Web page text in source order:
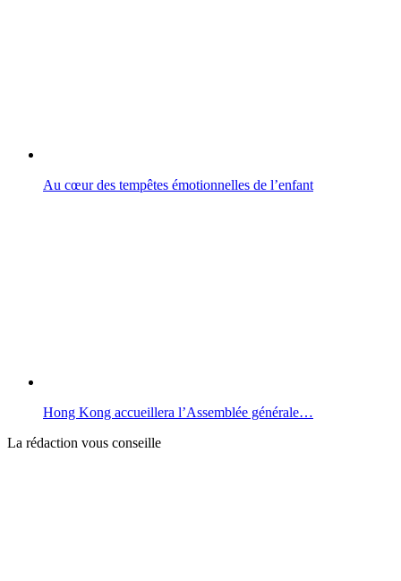
Au cœur des tempêtes émotionnelles de l’enfant
Hong Kong accueillera l’Assemblée générale…
La rédaction vous conseille